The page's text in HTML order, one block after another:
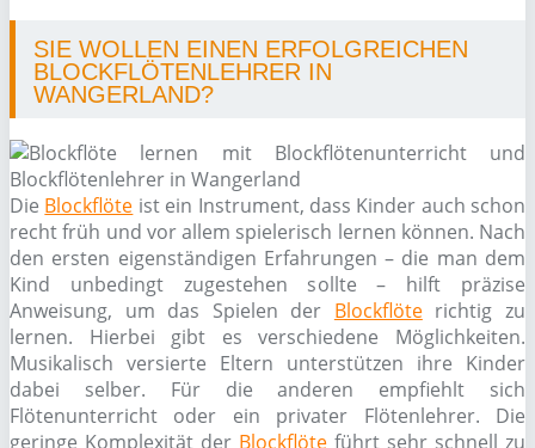
SIE WOLLEN EINEN ERFOLGREICHEN
BLOCKFLÖTENLEHRER IN
WANGERLAND?
Die Blockflöte ist ein Instrument, dass Kinder auch schon
recht früh und vor allem spielerisch lernen können. Nach
den ersten eigenständigen Erfahrungen – die man dem
Kind unbedingt zugestehen sollte – hilft präzise
Anweisung, um das Spielen der Blockflöterichtig zu
lernen. Hierbei gibt es verschiedene Möglichkeiten.
Musikalisch versierte Eltern unterstützen ihre Kinder
dabei selber. Für die anderen empfiehlt sich
Flötenunterricht oder ein privater Flötenlehrer. Die
geringe Komplexität der Blockflöte führt sehr schnell zu